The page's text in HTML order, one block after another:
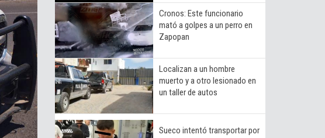
Cronos: Este funcionario
mató a golpes a un perro en
Zapopan
Localizan a un hombre
muerto y a otro lesionado en
un taller de autos
Sueco intentó transportar por